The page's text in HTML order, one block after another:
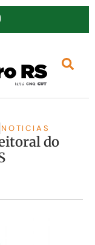
NOTICIAS
do